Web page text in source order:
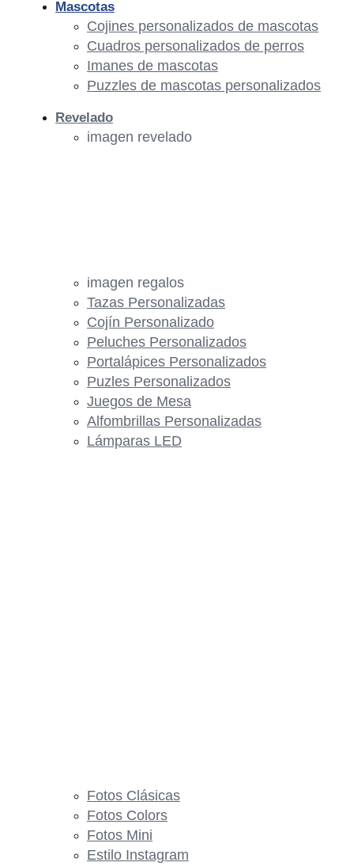
imagen regalos
Tazas Personalizadas
Cojín Personalizado
Peluches Personalizados
Portalápices Personalizados
Puzles Personalizados
Juegos de Mesa
Alfombrillas Personalizadas
Lámparas LED
Mascotas
Cojines personalizados de mascotas
Cuadros personalizados de perros
Imanes de mascotas
Puzzles de mascotas personalizados
Revelado
imagen revelado
Fotos Clásicas
Fotos Colors
Fotos Mini
Estilo Instagram